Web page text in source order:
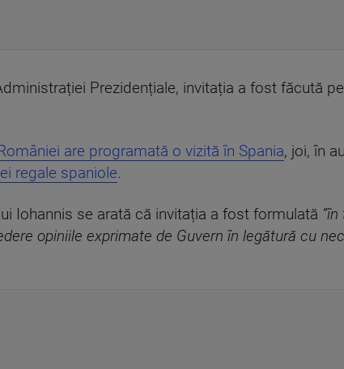
Prezidențiale, invitația a fost făcută
are programată o vizită în Spania, joi, în
regale spaniole.
Iohannis se arată că invitația a fost formulată
opiniile exprimate de Guvern în legătură cu